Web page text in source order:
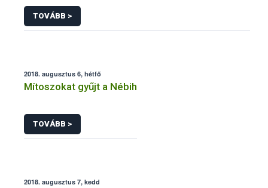
TOVÁBB >
2018. augusztus 6, hétfő
Mítoszokat gyűjt a Nébih
TOVÁBB >
2018. augusztus 7, kedd